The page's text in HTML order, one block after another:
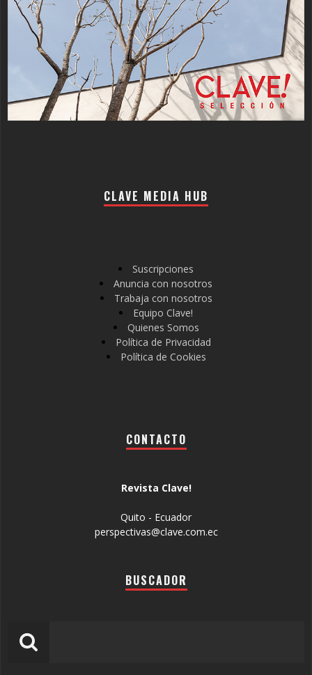
CLAVE MEDIA HUB
Suscripciones
Anuncia con nosotros
Trabaja con nosotros
Equipo Clave!
Quienes Somos
Política de Privacidad
Política de Cookies
CONTACTO
Revista Clave!
Quito - Ecuador
perspectivas@clave.com.ec
BUSCADOR